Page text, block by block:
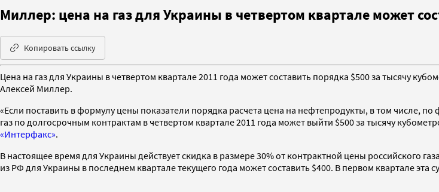
Миллер: цена на газ для Украины в четвертом квартале может
Копировать ссылку
Цена на газ для Украины в четвертом квартале 2011 года может составить порядка $500 за тысячу
Алексей Миллер.
«Если поставить в формулу цены показатели порядка расчета цена на нефтепродукты, в том числе,
газ по долгосрочным контрактам в четвертом квартале 2011 года может выйти $500 за тысячу
«Интерфакс».
В настоящее время для Украины действует скидка в размере 30% от контрактной цены российского
из РФ для Украины в последнем квартале текущего года может составить $400. В первом квартале эта